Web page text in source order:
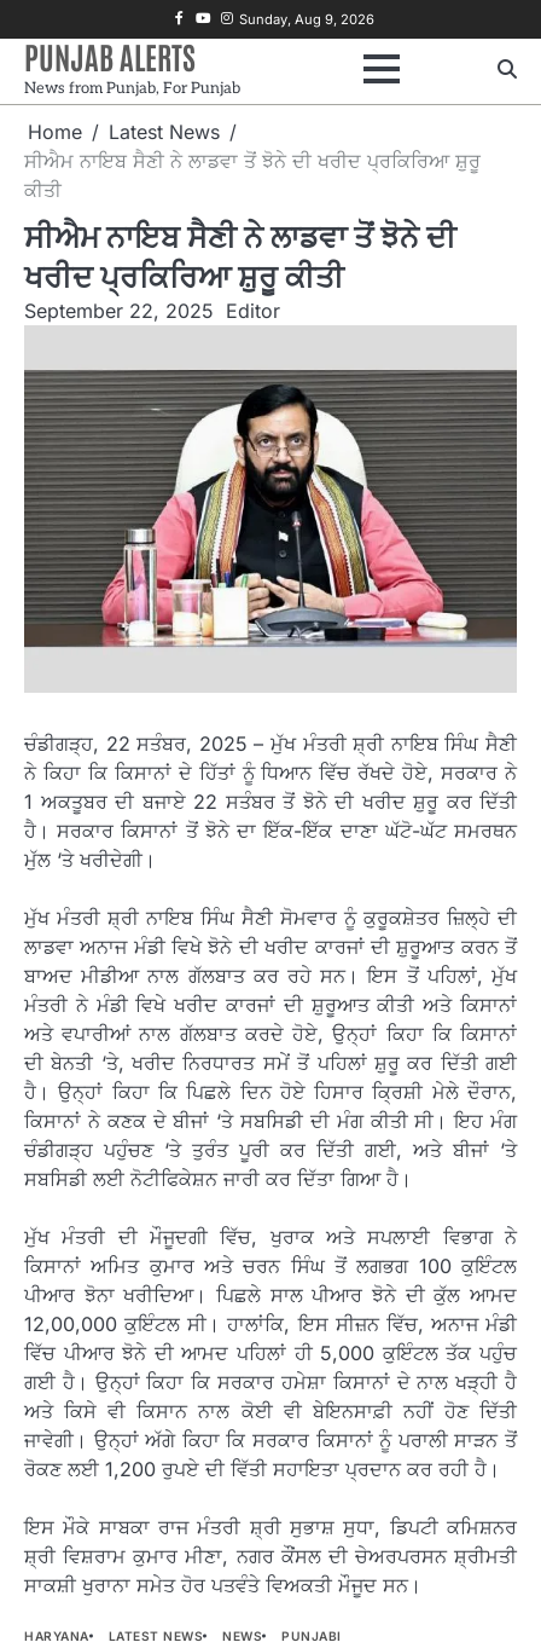
to
content
Facebook
Youtube
Instagram
Sunday, Aug 9, 2026
PUNJAB ALERTS
News from Punjab, For Punjab
Home
Latest News
ਸੀਐਮ ਨਾਇਬ ਸੈਣੀ ਨੇ ਲਾਡਵਾ ਤੋਂ ਝੋਨੇ ਦੀ ਖਰੀਦ ਪ੍ਰਕਿਰਿਆ ਸ਼ੁਰੂ
ਕੀਤੀ
ਸੀਐਮ ਨਾਇਬ ਸੈਣੀ ਨੇ ਲਾਡਵਾ ਤੋਂ ਝੋਨੇ ਦੀ
ਖਰੀਦ ਪ੍ਰਕਿਰਿਆ ਸ਼ੁਰੂ ਕੀਤੀ
September 22, 2025 Editor
ਚੰਡੀਗੜ੍ਹ, 22 ਸਤੰਬਰ, 2025 – ਮੁੱਖ ਮੰਤਰੀ ਸ਼੍ਰੀ ਨਾਇਬ ਸਿੰਘ ਸੈਣੀ
ਨੇ ਕਿਹਾ ਕਿ ਕਿਸਾਨਾਂ ਦੇ ਹਿੱਤਾਂ ਨੂੰ ਧਿਆਨ ਵਿੱਚ ਰੱਖਦੇ ਹੋਏ, ਸਰਕਾਰ ਨੇ
1 ਅਕਤੂਬਰ ਦੀ ਬਜਾਏ 22 ਸਤੰਬਰ ਤੋਂ ਝੋਨੇ ਦੀ ਖਰੀਦ ਸ਼ੁਰੂ ਕਰ ਦਿੱਤੀ
ਹੈ। ਸਰਕਾਰ ਕਿਸਾਨਾਂ ਤੋਂ ਝੋਨੇ ਦਾ ਇੱਕ-ਇੱਕ ਦਾਣਾ ਘੱਟੋ-ਘੱਟ ਸਮਰਥਨ
ਮੁੱਲ ‘ਤੇ ਖਰੀਦੇਗੀ।
ਮੁੱਖ ਮੰਤਰੀ ਸ਼੍ਰੀ ਨਾਇਬ ਸਿੰਘ ਸੈਣੀ ਸੋਮਵਾਰ ਨੂੰ ਕੁਰੂਕਸ਼ੇਤਰ ਜ਼ਿਲ੍ਹੇ ਦੀ
ਲਾਡਵਾ ਅਨਾਜ ਮੰਡੀ ਵਿਖੇ ਝੋਨੇ ਦੀ ਖਰੀਦ ਕਾਰਜਾਂ ਦੀ ਸ਼ੁਰੂਆਤ ਕਰਨ ਤੋਂ
ਬਾਅਦ ਮੀਡੀਆ ਨਾਲ ਗੱਲਬਾਤ ਕਰ ਰਹੇ ਸਨ। ਇਸ ਤੋਂ ਪਹਿਲਾਂ, ਮੁੱਖ
ਮੰਤਰੀ ਨੇ ਮੰਡੀ ਵਿਖੇ ਖਰੀਦ ਕਾਰਜਾਂ ਦੀ ਸ਼ੁਰੂਆਤ ਕੀਤੀ ਅਤੇ ਕਿਸਾਨਾਂ
ਅਤੇ ਵਪਾਰੀਆਂ ਨਾਲ ਗੱਲਬਾਤ ਕਰਦੇ ਹੋਏ, ਉਨ੍ਹਾਂ ਕਿਹਾ ਕਿ ਕਿਸਾਨਾਂ
ਦੀ ਬੇਨਤੀ ‘ਤੇ, ਖਰੀਦ ਨਿਰਧਾਰਤ ਸਮੇਂ ਤੋਂ ਪਹਿਲਾਂ ਸ਼ੁਰੂ ਕਰ ਦਿੱਤੀ ਗਈ
ਹੈ। ਉਨ੍ਹਾਂ ਕਿਹਾ ਕਿ ਪਿਛਲੇ ਦਿਨ ਹੋਏ ਹਿਸਾਰ ਕ੍ਰਿਸ਼ੀ ਮੇਲੇ ਦੌਰਾਨ,
ਕਿਸਾਨਾਂ ਨੇ ਕਣਕ ਦੇ ਬੀਜਾਂ ‘ਤੇ ਸਬਸਿਡੀ ਦੀ ਮੰਗ ਕੀਤੀ ਸੀ। ਇਹ ਮੰਗ
ਚੰਡੀਗੜ੍ਹ ਪਹੁੰਚਣ ‘ਤੇ ਤੁਰੰਤ ਪੂਰੀ ਕਰ ਦਿੱਤੀ ਗਈ, ਅਤੇ ਬੀਜਾਂ ‘ਤੇ
ਸਬਸਿਡੀ ਲਈ ਨੋਟੀਫਿਕੇਸ਼ਨ ਜਾਰੀ ਕਰ ਦਿੱਤਾ ਗਿਆ ਹੈ।
ਮੁੱਖ ਮੰਤਰੀ ਦੀ ਮੌਜੂਦਗੀ ਵਿੱਚ, ਖੁਰਾਕ ਅਤੇ ਸਪਲਾਈ ਵਿਭਾਗ ਨੇ
ਕਿਸਾਨਾਂ ਅਮਿਤ ਕੁਮਾਰ ਅਤੇ ਚਰਨ ਸਿੰਘ ਤੋਂ ਲਗਭਗ 100 ਕੁਇੰਟਲ
ਪੀਆਰ ਝੋਨਾ ਖਰੀਦਿਆ। ਪਿਛਲੇ ਸਾਲ ਪੀਆਰ ਝੋਨੇ ਦੀ ਕੁੱਲ ਆਮਦ
12,00,000 ਕੁਇੰਟਲ ਸੀ। ਹਾਲਾਂਕਿ, ਇਸ ਸੀਜ਼ਨ ਵਿੱਚ, ਅਨਾਜ ਮੰਡੀ
ਵਿੱਚ ਪੀਆਰ ਝੋਨੇ ਦੀ ਆਮਦ ਪਹਿਲਾਂ ਹੀ 5,000 ਕੁਇੰਟਲ ਤੱਕ ਪਹੁੰਚ
ਗਈ ਹੈ। ਉਨ੍ਹਾਂ ਕਿਹਾ ਕਿ ਸਰਕਾਰ ਹਮੇਸ਼ਾ ਕਿਸਾਨਾਂ ਦੇ ਨਾਲ ਖੜ੍ਹੀ ਹੈ
ਅਤੇ ਕਿਸੇ ਵੀ ਕਿਸਾਨ ਨਾਲ ਕੋਈ ਵੀ ਬੇਇਨਸਾਫ਼ੀ ਨਹੀਂ ਹੋਣ ਦਿੱਤੀ
ਜਾਵੇਗੀ। ਉਨ੍ਹਾਂ ਅੱਗੇ ਕਿਹਾ ਕਿ ਸਰਕਾਰ ਕਿਸਾਨਾਂ ਨੂੰ ਪਰਾਲੀ ਸਾੜਨ ਤੋਂ
ਰੋਕਣ ਲਈ 1,200 ਰੁਪਏ ਦੀ ਵਿੱਤੀ ਸਹਾਇਤਾ ਪ੍ਰਦਾਨ ਕਰ ਰਹੀ ਹੈ।
ਇਸ ਮੌਕੇ ਸਾਬਕਾ ਰਾਜ ਮੰਤਰੀ ਸ਼੍ਰੀ ਸੁਭਾਸ਼ ਸੁਧਾ, ਡਿਪਟੀ ਕਮਿਸ਼ਨਰ
ਸ਼੍ਰੀ ਵਿਸ਼ਰਾਮ ਕੁਮਾਰ ਮੀਣਾ, ਨਗਰ ਕੌਂਸਲ ਦੀ ਚੇਅਰਪਰਸਨ ਸ਼੍ਰੀਮਤੀ
ਸਾਕਸ਼ੀ ਖੁਰਾਨਾ ਸਮੇਤ ਹੋਰ ਪਤਵੰਤੇ ਵਿਅਕਤੀ ਮੌਜੂਦ ਸਨ।
HARYANA LATEST NEWS NEWS PUNJABI